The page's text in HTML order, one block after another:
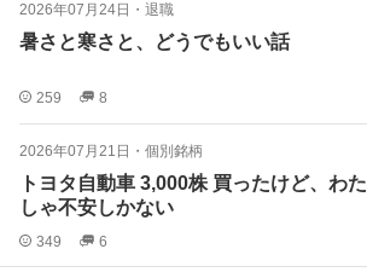
2026年07月24日 ・ 退職
暑さと寒さと、どうでもいい話
259 8
2026年07月21日 ・ 個別銘柄
トヨタ自動車 3,000株 買ったけど、わた
しゃ不安しかない
349 6